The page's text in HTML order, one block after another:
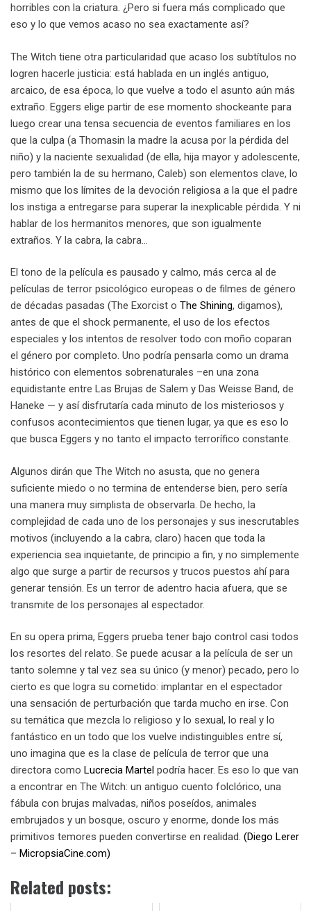
horribles con la criatura. ¿Pero si fuera más complicado que
eso y lo que vemos acaso no sea exactamente así?
The Witch tiene otra particularidad que acaso los subtítulos no
logren hacerle justicia: está hablada en un inglés antiguo,
arcaico, de esa época, lo que vuelve a todo el asunto aún más
extraño. Eggers elige partir de ese momento shockeante para
luego crear una tensa secuencia de eventos familiares en los
que la culpa (a Thomasin la madre la acusa por la pérdida del
niño) y la naciente sexualidad (de ella, hija mayor y adolescente,
pero también la de su hermano, Caleb) son elementos clave, lo
mismo que los límites de la devoción religiosa a la que el padre
los instiga a entregarse para superar la inexplicable pérdida. Y ni
hablar de los hermanitos menores, que son igualmente
extraños. Y la cabra, la cabra…
El tono de la película es pausado y calmo, más cerca al de
películas de terror psicológico europeas o de filmes de género
de décadas pasadas (The Exorcist o The Shining, digamos),
antes de que el shock permanente, el uso de los efectos
especiales y los intentos de resolver todo con moño coparan
el género por completo. Uno podría pensarla como un drama
histórico con elementos sobrenaturales –en una zona
equidistante entre Las Brujas de Salem y Das Weisse Band, de
Haneke — y así disfrutaría cada minuto de los misteriosos y
confusos acontecimientos que tienen lugar, ya que es eso lo
que busca Eggers y no tanto el impacto terrorífico constante.
Algunos dirán que The Witch no asusta, que no genera
suficiente miedo o no termina de entenderse bien, pero sería
una manera muy simplista de observarla. De hecho, la
complejidad de cada uno de los personajes y sus inescrutables
motivos (incluyendo a la cabra, claro) hacen que toda la
experiencia sea inquietante, de principio a fin, y no simplemente
algo que surge a partir de recursos y trucos puestos ahí para
generar tensión. Es un terror de adentro hacia afuera, que se
transmite de los personajes al espectador.
En su opera prima, Eggers prueba tener bajo control casi todos
los resortes del relato. Se puede acusar a la película de ser un
tanto solemne y tal vez sea su único (y menor) pecado, pero lo
cierto es que logra su cometido: implantar en el espectador
una sensación de perturbación que tarda mucho en irse. Con
su temática que mezcla lo religioso y lo sexual, lo real y lo
fantástico en un todo que los vuelve indistinguibles entre sí,
uno imagina que es la clase de película de terror que una
directora como Lucrecia Martel podría hacer. Es eso lo que van
a encontrar en The Witch: un antiguo cuento folclórico, una
fábula con brujas malvadas, niños poseídos, animales
embrujados y un bosque, oscuro y enorme, donde los más
primitivos temores pueden convertirse en realidad. (Diego Lerer
– MicropsiaCine.com)
Related posts: